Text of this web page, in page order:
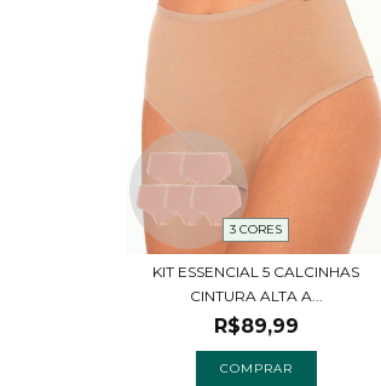
3 CORES
KIT ESSENCIAL 5 CALCINHAS
CINTURA ALTA A...
R$89,99
COMPRAR